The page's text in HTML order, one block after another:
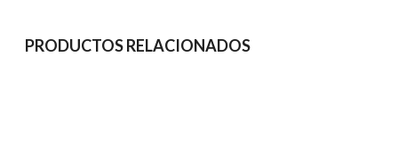
PRODUCTOS RELACIONADOS